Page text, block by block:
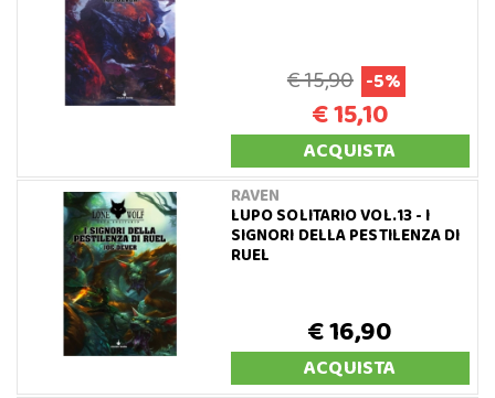
€ 15,90 -5%
€ 15,10
ACQUISTA
RAVEN
LUPO SOLITARIO VOL.13 - I
SIGNORI DELLA PESTILENZA DI
RUEL
€ 16,90
ACQUISTA